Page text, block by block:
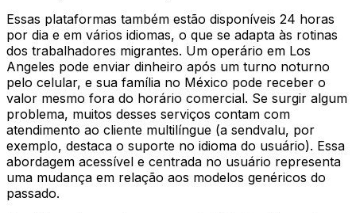
Essas plataformas também estão disponíveis 24 horas
por dia e em vários idiomas, o que se adapta às rotinas
dos trabalhadores migrantes. Um operário em Los
Angeles pode enviar dinheiro após um turno noturno
pelo celular, e sua família no México pode receber o
valor mesmo fora do horário comercial. Se surgir algum
problema, muitos desses serviços contam com
atendimento ao cliente multilíngue (a sendvalu, por
exemplo, destaca o suporte no idioma do usuário). Essa
abordagem acessível e centrada no usuário representa
uma mudança em relação aos modelos genéricos do
passado.